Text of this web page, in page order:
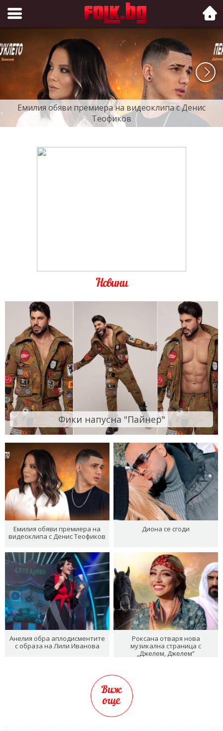
Folk.bg
Емилия обяви премиера на видеоклипа с Денис
Теофиков
Новини
Фики напусна "Пайнер"
Емилия обяви премиера на
видеоклипа с Денис Теофиков
Диона се сгоди
Анелия обра аплодисментите
с образа на Лили Иванова
Роксана отваря нова
музикална страница с
„Джелем, Джелем“
Виж
още